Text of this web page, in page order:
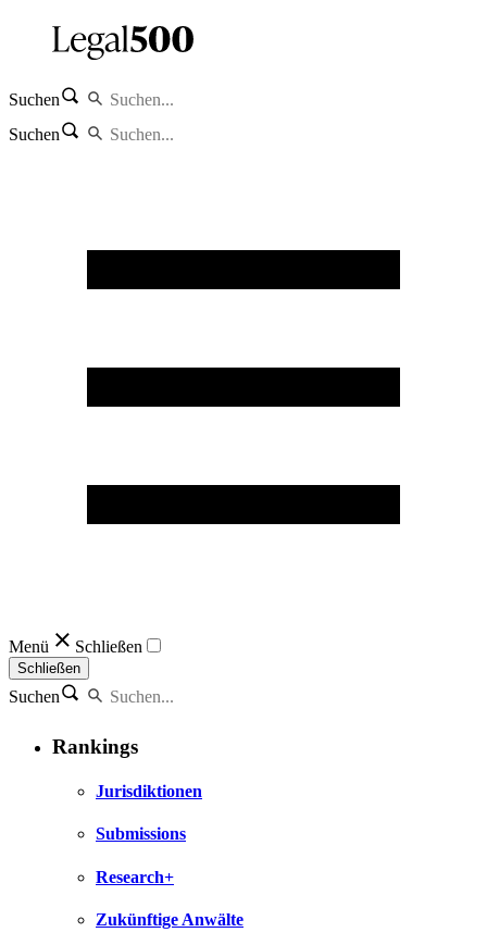
Suchen
Suchen
Menü Schließen
Schließen
Suchen
Rankings
Jurisdiktionen
Submissions
Research+
Zukünftige Anwälte